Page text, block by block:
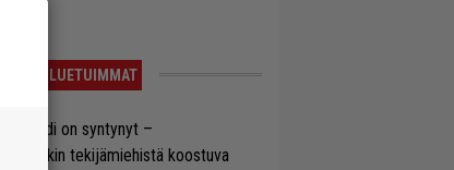
LUETUIMMAT
on syntynyt –
tekijämiehistä koostuva